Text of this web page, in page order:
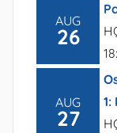
AUG
26
AUG
27